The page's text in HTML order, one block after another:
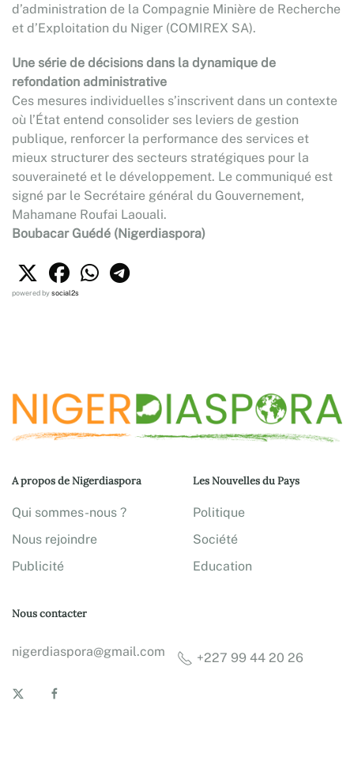
d’administration de la Compagnie Minière de Recherche
et d’Exploitation du Niger (COMIREX SA).
Une série de décisions dans la dynamique de
refondation administrative
Ces mesures individuelles s’inscrivent dans un contexte
où l’État entend consolider ses leviers de gestion
publique, renforcer la performance des services et
mieux structurer des secteurs stratégiques pour la
souveraineté et le développement. Le communiqué est
signé par le Secrétaire général du Gouvernement,
Mahamane Roufai Laouali.
Boubacar Guédé (Nigerdiaspora)
powered bysocial2s
A propos de Nigerdiaspora
Qui sommes-nous ?
Nous rejoindre
Publicité
Les Nouvelles du Pays
Politique
Société
Education
Nous contacter
nigerdiaspora@gmail.com +227 99 44 20 26